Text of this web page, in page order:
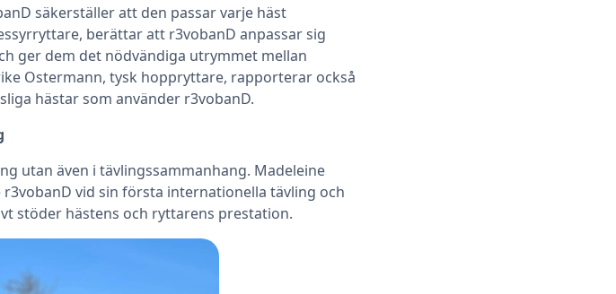
säkerställer att den passar varje häst
berättar att r3vobanD anpassar sig
ger dem det nödvändiga utrymmet mellan
Ostermann, tysk hoppryttare, rapporterar också
hästar som använder r3vobanD.
utan även i tävlingssammanhang. Madeleine
vid sin första internationella tävling och
stöder hästens och ryttarens prestation.